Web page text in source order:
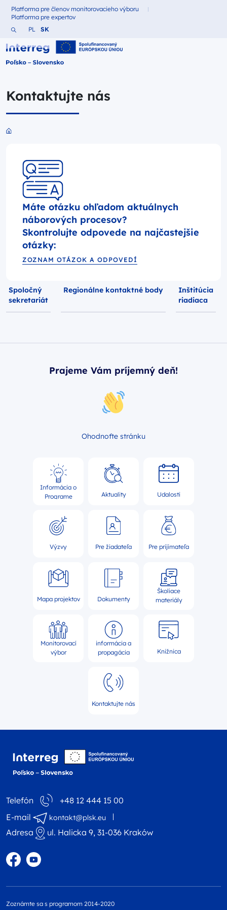
Fundusze dla
Platforma pre členov monitorovacieho výboru
Fundusze dla
Platforma pre expertov
Vyhľadajte webovú stránku
Zmień język na Polština
PL Zmień język na Slovenčina
SK
Interreg Polska – Słowacja 2021-2027
Kontaktujte nás
Przejdź do strony głównej portalu
Máte otázku ohľadom aktuálnych
náborových procesov?
Skontrolujte odpovede na najčastejšie
otázky:
ZOZNAM OTÁZOK A ODPOVEDÍ
Spoločný
sekretariát
Regionálne kontaktné body
Inštitúcia
riadiaca
Prajeme Vám príjemný deň!
Ohodnoťte stránku
Informácia o
Programe
Aktuality Udalosti
Výzvy Pre žiadateľa Pre prijímateľa
Mapa projektov Dokumenty
Školiace
materiály
Monitorovací
výbor
informácia a
propagácia
Knižnica
Kontaktujte nás
Telefón
+48 12 444 15 00
E-mail
kontakt@plsk.eu
Adresa ul. Halicka 9, 31-036 Kraków
Profil na Facebooku
Profil na YouTube
Zoznámte sa s programom 2014-2020